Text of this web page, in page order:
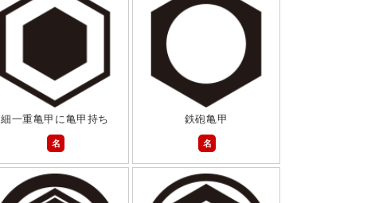
細一重亀甲に亀甲持ち
名
鉄砲亀甲
名